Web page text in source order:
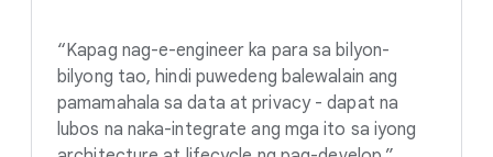
“Kapag nag-e-engineer ka para sa bilyon-
bilyong tao, hindi puwedeng balewalain ang
pamamahala sa data at privacy - dapat na
lubos na naka-integrate ang mga ito sa iyong